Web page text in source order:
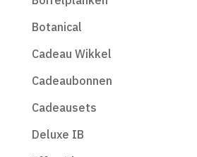
Botanical
Cadeau Wikkel
Cadeaubonnen
Cadeausets
Deluxe IB